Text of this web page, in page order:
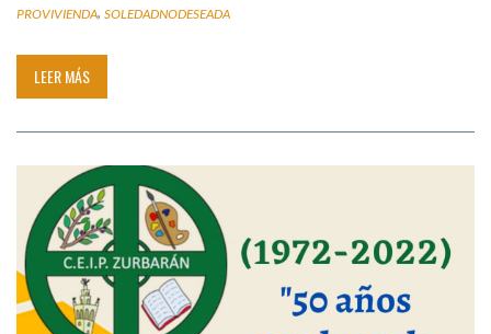
PROVIVIENDA, SOLEDADNODESEADA
LEER MÁS